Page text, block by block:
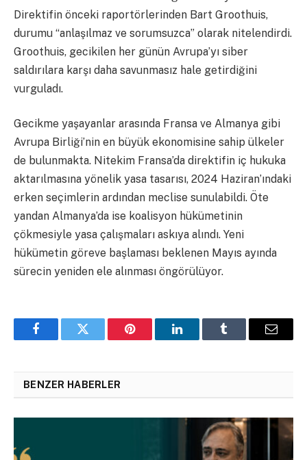
Direktifin önceki raportörlerinden Bart Groothuis,
durumu “anlaşılmaz ve sorumsuzca” olarak nitelendirdi.
Groothuis, gecikilen her günün Avrupa’yı siber
saldırılara karşı daha savunmasız hale getirdiğini
vurguladı.
Gecikme yaşayanlar arasında Fransa ve Almanya gibi
Avrupa Birliği’nin en büyük ekonomisine sahip ülkeler
de bulunmakta. Nitekim Fransa’da direktifin iç hukuka
aktarılmasına yönelik yasa tasarısı, 2024 Haziran’ındaki
erken seçimlerin ardından meclise sunulabildi. Öte
yandan Almanya’da ise koalisyon hükümetinin
çökmesiyle yasa çalışmaları askıya alındı. Yeni
hükümetin göreve başlaması beklenen Mayıs ayında
sürecin yeniden ele alınması öngörülüyor.
FacebookTwitter Pinterest LinkedInTumblr Email
BENZER HABERLER